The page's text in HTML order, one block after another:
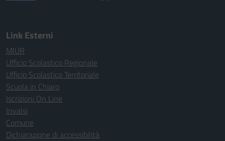
Link Esterni
MIUR
Ufficio Scolastico Regionale
Ufficio Scolastico Territoriale
Scuola in Chiaro
Iscrizioni On Line
Invalsi
Comune
Dichiarazione di accessibilità